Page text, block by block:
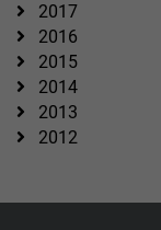
2017
2016
2015
2014
2013
2012